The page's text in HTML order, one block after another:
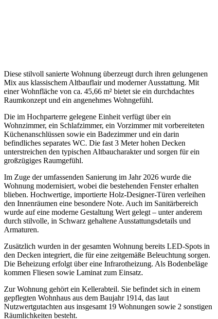
Diese stilvoll sanierte Wohnung überzeugt durch ihren gelungenen
Mix aus klassischem Altbauflair und moderner Ausstattung. Mit
einer Wohnfläche von ca. 45,66 m² bietet sie ein durchdachtes
Raumkonzept und ein angenehmes Wohngefühl.
Die im Hochparterre gelegene Einheit verfügt über ein
Wohnzimmer, ein Schlafzimmer, ein Vorzimmer mit vorbereiteten
Küchenanschlüssen sowie ein Badezimmer und ein darin
befindliches separates WC. Die fast 3 Meter hohen Decken
unterstreichen den typischen Altbaucharakter und sorgen für ein
großzügiges Raumgefühl.
Im Zuge der umfassenden Sanierung im Jahr 2026 wurde die
Wohnung modernisiert, wobei die bestehenden Fenster erhalten
blieben. Hochwertige, importierte Holz-Designer-Türen verleihen
den Innenräumen eine besondere Note. Auch im Sanitärbereich
wurde auf eine moderne Gestaltung Wert gelegt – unter anderem
durch stilvolle, in Schwarz gehaltene Ausstattungsdetails und
Armaturen.
Zusätzlich wurden in der gesamten Wohnung bereits LED-Spots in
den Decken integriert, die für eine zeitgemäße Beleuchtung sorgen.
Die Beheizung erfolgt über eine Infrarotheizung. Als Bodenbeläge
kommen Fliesen sowie Laminat zum Einsatz.
Zur Wohnung gehört ein Kellerabteil. Sie befindet sich in einem
gepflegten Wohnhaus aus dem Baujahr 1914, das laut
Nutzwertgutachten aus insgesamt 19 Wohnungen sowie 2 sonstigen
Räumlichkeiten besteht.